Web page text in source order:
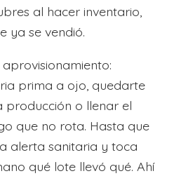
al hacer inventario,
ya se vendió.
prima a ojo, quedarte
producción o llenar el
que no rota. Hasta que
alerta sanitaria y toca
qué lote llevó qué. Ahí